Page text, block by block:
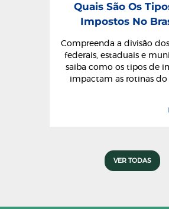
Quais São Os
Impostos No
Compreenda a divisão
federais, estaduais e
saiba como os tipos de
impactam as rotinas do
VER TODAS